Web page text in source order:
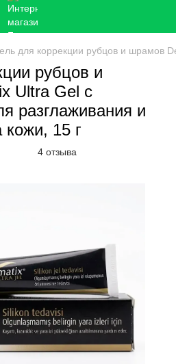
для коррекции рубцов и шрамов
рубцов и
Ultra Gel с
разглаживания и
кожи, 15 г
4 отзыва